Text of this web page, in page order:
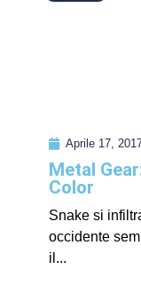
Aprile 17,
Metal
Color
Snake si
occidente
il...